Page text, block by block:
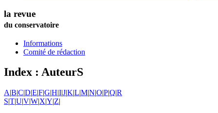
la revue
du conservatoire
Informations
Comité de rédaction
Index : AuteurS
A|B|C|D|E|F|G|H|I|J|K|L|M|N|O|P|Q|R
S|T|U|V|W|X|Y|Z|